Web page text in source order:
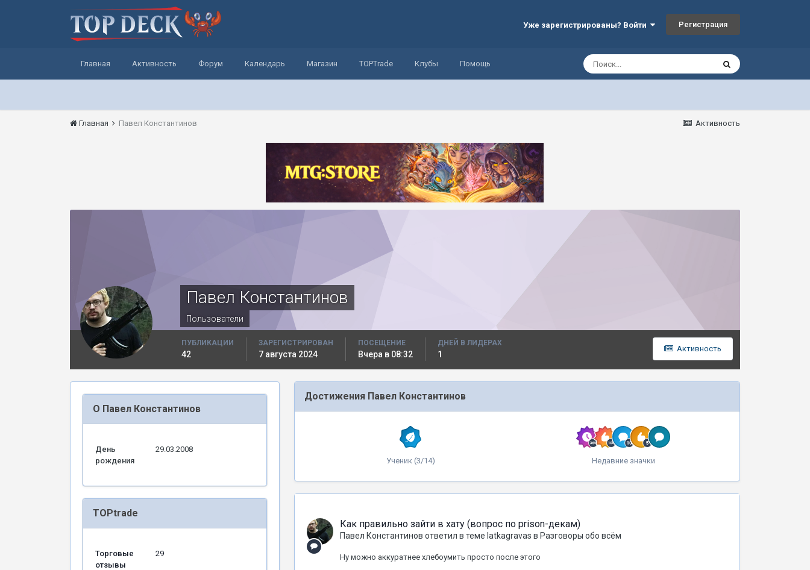
Уже зарегистрированы? Войти Регистрация
Главная Активность Форум Календарь Магазин TOPTrade Клубы Помощь
Активность
Главная Павел Константинов
Павел Константинов
Пользователи
Активность
ПУБЛИКАЦИИ
42
ЗАРЕГИСТРИРОВАН
7 августа 2024
ПОСЕЩЕНИЕ
Вчера в 08:32
ДНЕЙ В ЛИДЕРАХ
1
О Павел Константинов
День
рождения
29.03.2008
TOPtrade
Торговые
отзывы
29
Достижения Павел Константинов
Ученик (3/14) Недавние значки
Как правильно зайти в хату (вопрос по prison-декам)
Павел Константинов ответил в теме latkagravas в Разговоры обо всём
Ну можно аккуратнее хлебоумить просто после этого